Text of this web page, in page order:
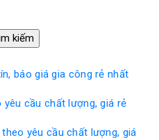
báo giá gia công rẻ nhất
cầu chất lượng, giá rẻ
yêu cầu chất lượng, giá